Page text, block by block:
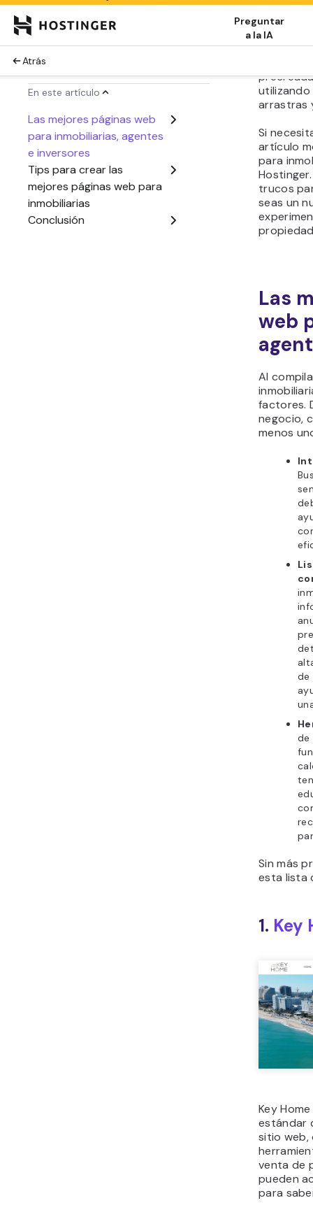
una tarea
tienes
web de
arrastras
Si
artículo
para
trucos
seas un
Las
web
Al
factores.
negocio,
menos
de
de
Sin más
esta lista
1. Key
Key
estándar
sitio web,
venta de
pueden
para